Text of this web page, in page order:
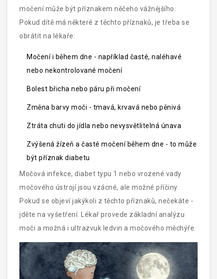
močení může být příznakem něčeho vážnějšího.
Pokud dítě má některé z těchto příznaků, je třeba se
obrátit na lékaře:
Močení i během dne - například časté, naléhavé
nebo nekontrolované močení
Bolest břicha nebo páru při močení
Změna barvy moči - tmavá, krvavá nebo pěnivá
Ztráta chuti do jídla nebo nevysvětlitelná únava
Zvýšená žízeň a časté močení během dne - to může
být příznak diabetu
Močová infekce, diabet typu 1 nebo vrozené vady
močového ústrojí jsou vzácné, ale možné příčiny.
Pokud se objeví jakýkoli z těchto příznaků, nečekáte -
jděte na vyšetření. Lékař provede základní analýzu
moči a možná i ultrazvuk ledvin a močového měchýře.